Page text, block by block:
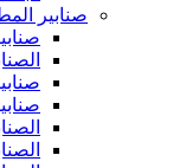
صنابير